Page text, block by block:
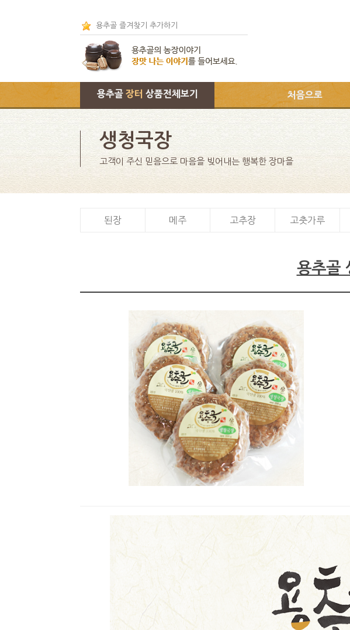
용추골 즐겨찾기 추가하기
용추골 장터 상품전체보기 처음으로
생청국장
고객이 주신 믿음으로 마음을 빚어내는 행복한 장마을
된장 메주 고추장 고춧가루
용추골